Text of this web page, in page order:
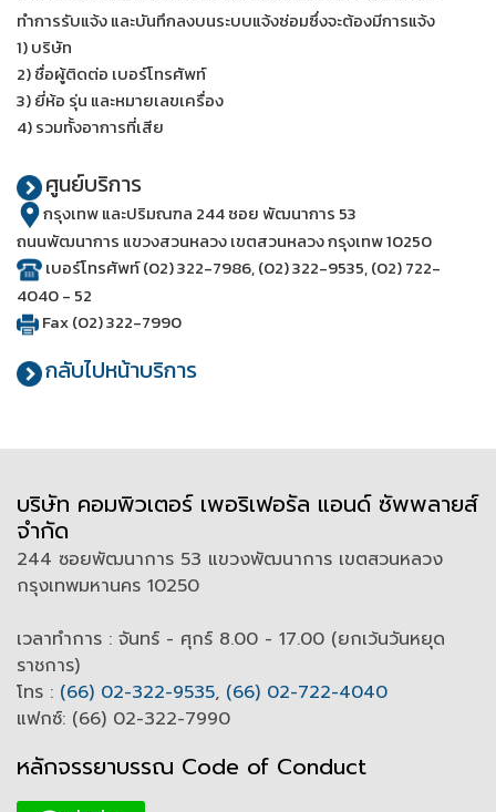
ทำการรับแจ้ง และบันทึกลงบนระบบแจ้งซ่อมซึ่งจะต้องมีการแจ้ง
1) บริษัท
2) ชื่อผู้ติดต่อ เบอร์โทรศัพท์
3) ยี่ห้อ รุ่น และหมายเลขเครื่อง
4) รวมทั้งอาการที่เสีย
ศูนย์บริการ
กรุงเทพ และปริมณฑล 244 ซอย พัฒนาการ 53
ถนนพัฒนาการ แขวงสวนหลวง เขตสวนหลวง กรุงเทพ 10250
เบอร์โทรศัพท์ (02) 322-7986, (02) 322-9535, (02) 722-
4040 - 52
Fax (02) 322-7990
กลับไปหน้าบริการ
บริษัท คอมพิวเตอร์ เพอริเฟอรัล แอนด์ ซัพพลายส์
จำกัด
244 ซอยพัฒนาการ 53 แขวงพัฒนาการ เขตสวนหลวง
กรุงเทพมหานคร 10250
เวลาทำการ : จันทร์ - ศุกร์ 8.00 - 17.00 (ยกเว้นวันหยุด
ราชการ)
โทร : (66) 02-322-9535, (66) 02-722-4040
แฟกซ์: (66) 02-322-7990
หลักจรรยาบรรณ Code of Conduct